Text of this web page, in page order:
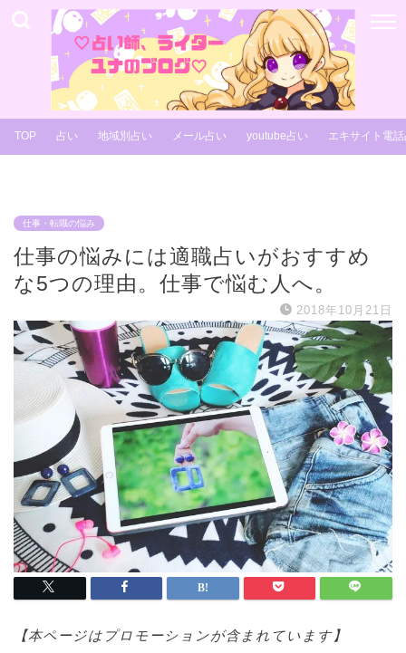
TOP 占い 地域別占い メール占い youtube占い エキサイト電
仕事・転職の悩み
仕事の悩みには適職占いがおすすめ
な5つの理由。仕事で悩む人へ。
2018年10月21日
【本ページはプロモーションが含まれています】